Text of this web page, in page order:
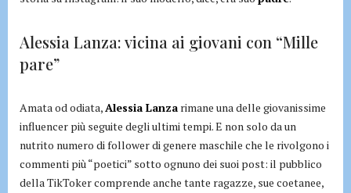
Alessia Lanza: vicina ai giovani con “Mille
pare”
Amata od odiata,Alessia Lanza rimane una delle giovanissime
influencer più seguite degli ultimi tempi. E non solo da un
nutrito numero di follower di genere maschile che le rivolgono i
commenti più “poetici” sotto ognuno dei suoi post: il pubblico
della TikToker comprende anche tante ragazze, sue coetanee,